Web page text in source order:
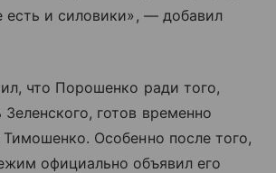
есть и силовики», — добавил
что Порошенко ради того,
готов временно
Тимошенко. Особенно после того,
официально объявил его